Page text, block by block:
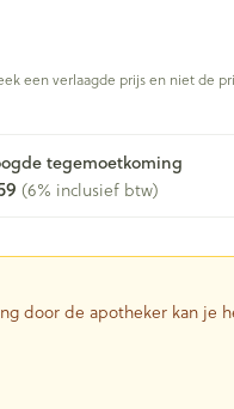
een verlaagde prijs en niet de
tegemoetkoming
(6% inclusief btw)
door de apotheker kan je